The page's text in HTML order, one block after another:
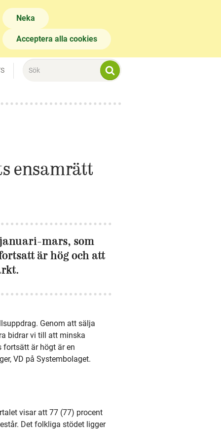
Neka
Acceptera alla cookies
ensamrätt
mars, som
är hög och att
Genom att sälja
bidrar vi till att minska
fortsätt är högt är en
VD på Systembolaget.
visar att 77 (77) procent
Det folkliga stödet ligger